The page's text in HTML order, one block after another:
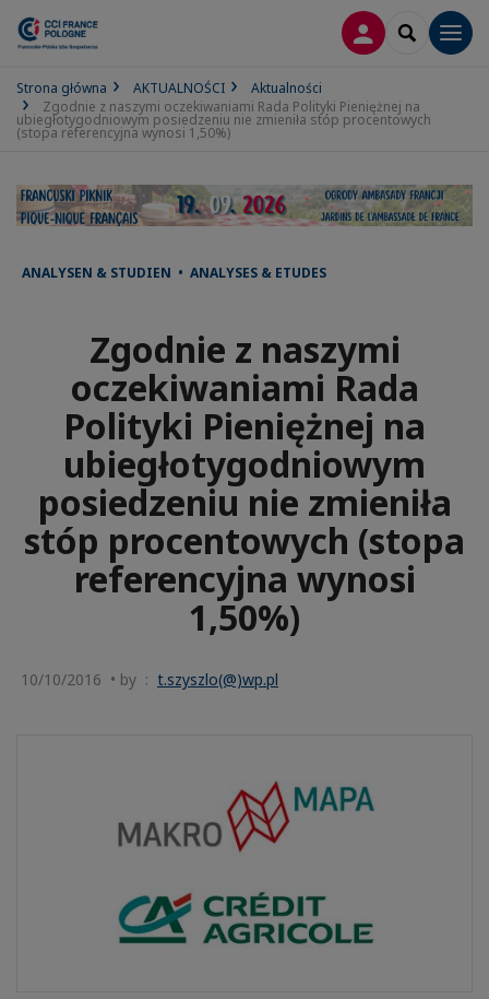
LOGOWANIE
SEARCH
Strona główna AKTUALNOŚCI
Aktualności
Zgodnie z naszymi oczekiwaniami Rada Polityki Pieniężnej na
ubiegłotygodniowym posiedzeniu nie zmieniła stóp procentowych
(stopa referencyjna wynosi 1,50%)
ANALYSEN & STUDIEN • ANALYSES & ETUDES
Zgodnie z naszymi
oczekiwaniami Rada
Polityki Pieniężnej na
ubiegłotygodniowym
posiedzeniu nie zmieniła
stóp procentowych (stopa
referencyjna wynosi
1,50%)
10/10/2016 • by : t.szyszlo(@)wp.pl